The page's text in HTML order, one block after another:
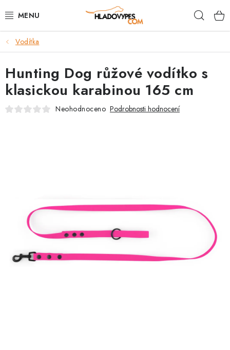
na
POTŘEBY PRO PSY
TAMI PŘEPRAVNÍ BOXY
SPORT SE PSEM
PRODEJNA
BLOG
Vodítka
Hunting Dog růžové vodítko s
klasickou karabinou 165 cm
Neohodnoceno Podrobnosti hodnocení